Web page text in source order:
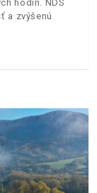
hodín. NDS
a zvýšenú